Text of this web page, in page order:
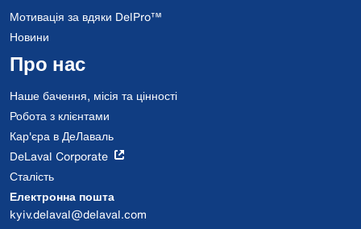
Мотивація за вдяки DelPro™
Новини
Про нас
Наше бачення, місія та цінності
Робота з клієнтами
Кар'єра в ДеЛаваль
DeLaval Corporate
Сталість
Електронна пошта
kyiv.delaval@delaval.com